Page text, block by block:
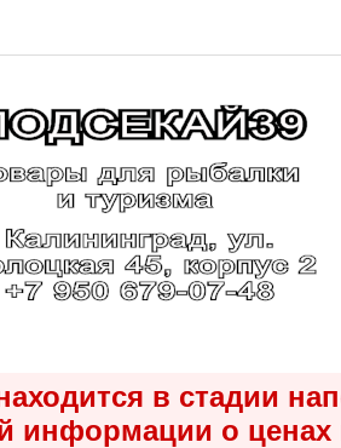
в стадии
информации о ценах